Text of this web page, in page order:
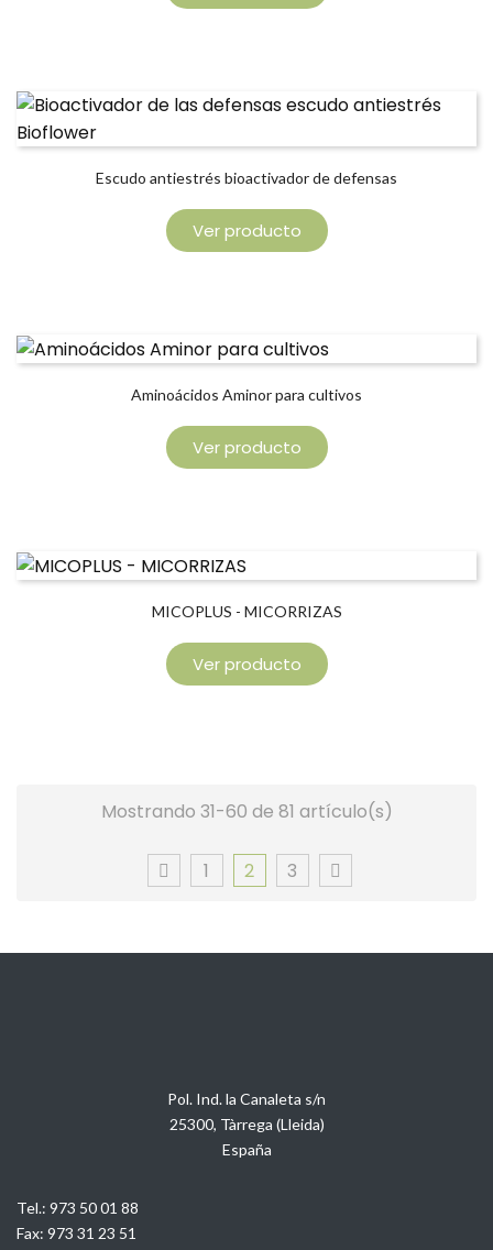
Escudo antiestrés bioactivador de defensas
Ver producto
Aminoácidos Aminor para cultivos
Ver producto
MICOPLUS - MICORRIZAS
Ver producto
Mostrando 31-60 de 81 artículo(s)
1 2 3
Pol. Ind. la Canaleta s/n
25300, Tàrrega (Lleida)
España
Tel.: 973 50 01 88
Fax: 973 31 23 51